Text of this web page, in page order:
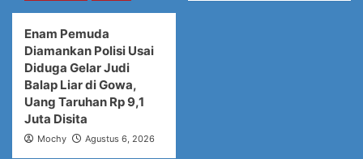
Enam Pemuda
Diamankan Polisi Usai
Diduga Gelar Judi
Balap Liar di Gowa,
Uang Taruhan Rp 9,1
Juta Disita
Mochy Agustus 6, 2026